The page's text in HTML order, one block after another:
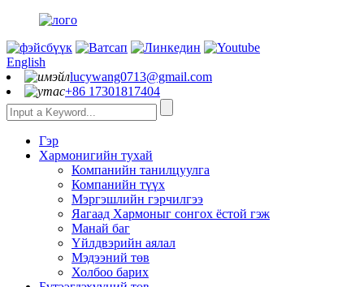
English
lucywang0713@gmail.com
+86 17301817404
Гэр
Хармонигийн тухай
Компанийн танилцуулга
Компанийн түүх
Мэргэшлийн гэрчилгээ
Яагаад Хармоныг сонгох ёстой гэж
Манай баг
Үйлдвэрийн аялал
Мэдээний төв
Холбоо барих